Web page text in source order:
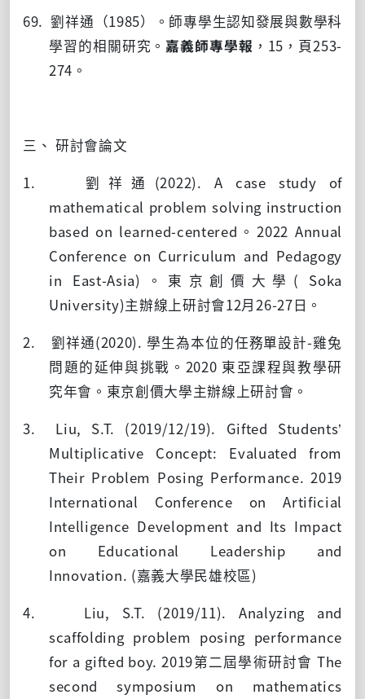
69. 劉祥通（1985）。師專學生認知發展與數學科
學習的相關研究。 嘉義師專學報 ， 15 ，頁253-
274 。
三、 研討會論文
1. 劉祥通 (2022). A case study of
mathematical problem solving instruction
based on learned-centered 。 2022 Annual
Conference on Curriculum and Pedagogy
in East-Asia) 。東京創價大學 ( Soka
University)主辦線上研討會12月 26-27日。
2. 劉祥通(2020). 學生為本位的任務單設計-雞兔
問題的延伸與挑戰。 2020 東亞課程與教學研
究年會。東京創價大學主辦線上研討會。
3. Liu, S.T. (2019/12/19). Gifted Students’
Multiplicative Concept: Evaluated from
Their Problem Posing Performance. 2019
International Conference on Artificial
Intelligence Development and Its Impact
on Educational Leadership and
Innovation. (嘉義大學民雄校區)
4. Liu, S.T. (2019/11). Analyzing and
scaffolding problem posing performance
for a gifted boy. 2019第二屆學術研討會 The
second symposium on mathematics